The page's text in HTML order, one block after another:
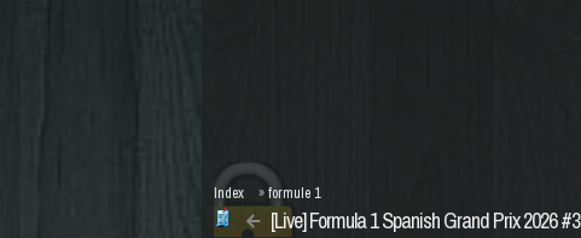
[Live] Formula 1 Spanish Grand Prix 2026 #3
Index »formule 1